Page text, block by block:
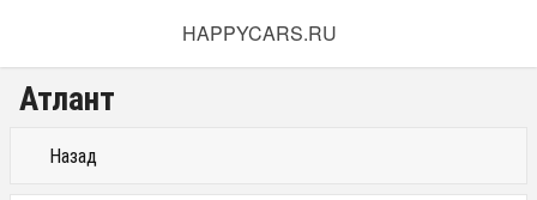
HAPPYCARS.RU
Атлант
Назад